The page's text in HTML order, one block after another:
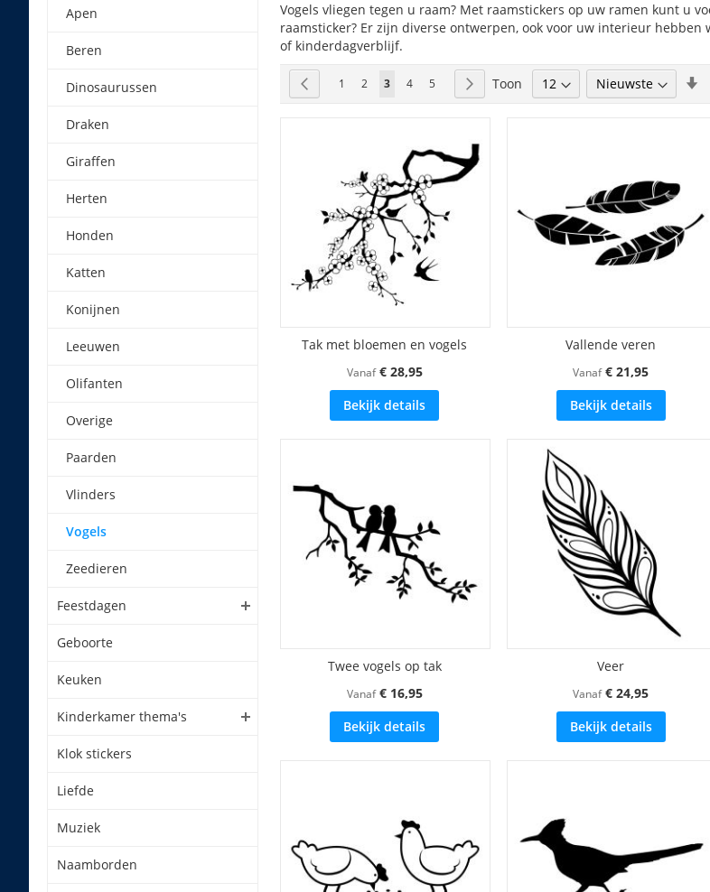
Vogels vliegen tegen u raam? Met raamstickers op uw ramen kunt u
raamsticker? Er zijn diverse ontwerpen, ook voor uw interieur
of kinderdagverblijf.
PaginaPagina
VorigePagina
1 Pagina
2 U lees momenteel pagina
3 Pagina
4 Pagina
5 Pagina
Volgende
Toon
Tak met bloemen en vogels
Vanaf € 28,95
Bekijk details
Vallende veren
Vanaf € 21,95
Bekijk details
Twee vogels op tak
Vanaf € 16,95
Bekijk details
Veer
Vanaf € 24,95
Bekijk details
Apen
Beren
Dinosaurussen
Draken
Giraffen
Herten
Honden
Katten
Konijnen
Leeuwen
Olifanten
Overige
Paarden
Vlinders
Vogels
Zeedieren
Feestdagen
Geboorte
Keuken
Kinderkamer thema's
Klok stickers
Liefde
Muziek
Naamborden